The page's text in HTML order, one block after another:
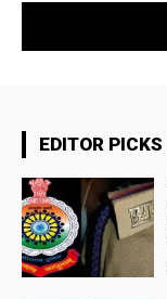
EDITOR PICKS